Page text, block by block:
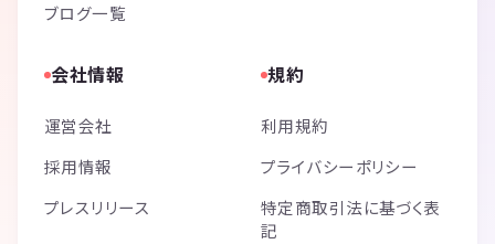
ブログ一覧
会社情報
運営会社
採用情報
プレスリリース
規約
利用規約
プライバシーポリシー
特定商取引法に基づく表
記